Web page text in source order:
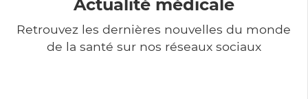
Actualité médicale
Retrouvez les dernières nouvelles du monde
de la santé sur nos réseaux sociaux